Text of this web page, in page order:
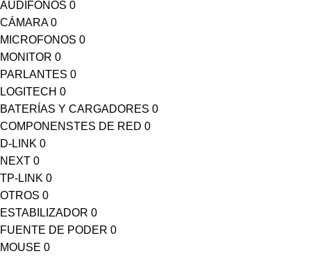
AUDÍFONOS 0
CÁMARA 0
MICROFONOS 0
MONITOR 0
PARLANTES 0
LOGITECH 0
BATERÍAS Y CARGADORES 0
COMPONENSTES DE RED 0
D-LINK 0
NEXT 0
TP-LINK 0
OTROS 0
ESTABILIZADOR 0
FUENTE DE PODER 0
MOUSE 0